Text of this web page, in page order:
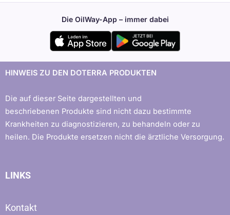
Die OilWay-App – immer dabei
HINWEIS ZU DEN DOTERRA PRODUKTEN
Die auf dieser Seite dargestellten und
beschriebenen Produkte sind nicht dazu bestimmte
Krankheiten zu diagnostizieren, zu behandeln oder zu
heilen. Die Produkte ersetzen nicht die ärztliche Versorgung.
LINKS
Kontakt